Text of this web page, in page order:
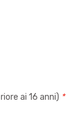
ai 16 anni) *